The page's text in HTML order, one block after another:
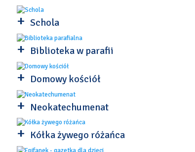
+ Schola
+ Biblioteka w parafii
+ Domowy kościół
+ Neokatechumenat
+ Kółka żywego różańca